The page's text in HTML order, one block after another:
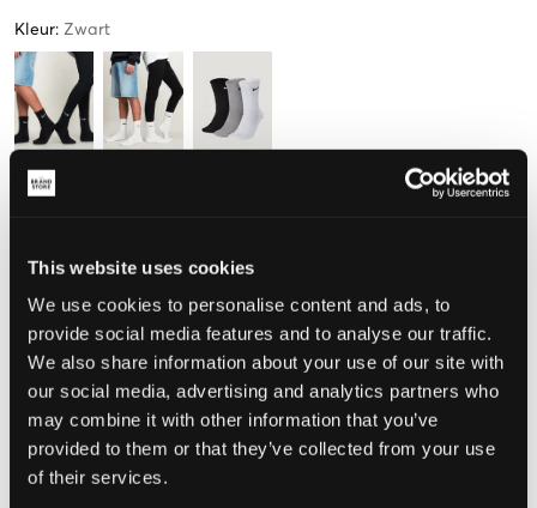
This website uses cookies
We use cookies to personalise content and ads, to
provide social media features and to analyse our traffic.
We also share information about your use of our site with
our social media, advertising and analytics partners who
may combine it with other information that you’ve
provided to them or that they’ve collected from your use
of their services.
Kleur: Zwart
Maat
De maat lijkt
Te klein Perfect Te groot
MAATTABEL